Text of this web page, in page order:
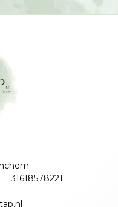
31618578221